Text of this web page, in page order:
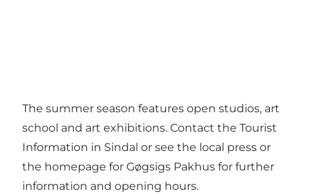
The summer season features open studios, art
school and art exhibitions. Contact the Tourist
Information in Sindal or see the local press or
the homepage for Gøgsigs Pakhus for further
information and opening hours.